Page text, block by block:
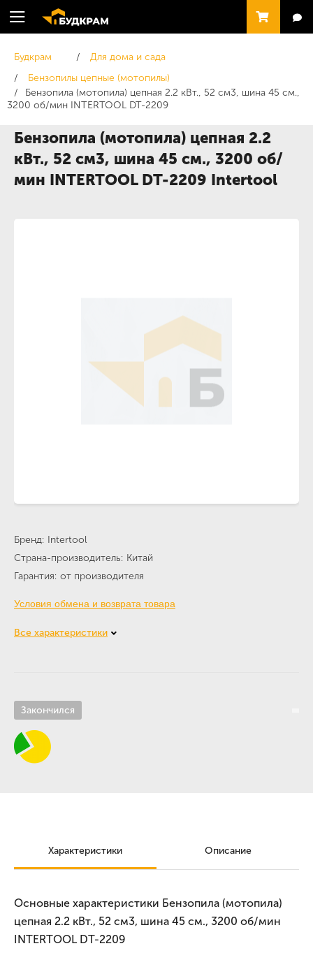
Будкрам
Для дома и сада
Бензопилы цепные (мотопилы)
Бензопила (мотопила) цепная 2.2 кВт., 52 см3, шина 45 см.,
3200 об/мин INTERTOOL DT-2209
Бензопила (мотопила) цепная 2.2
кВт., 52 см3, шина 45 см., 3200 об/
мин INTERTOOL DT-2209 Intertool
Бренд Intertool
Страна-производитель Китай
Гарантия от производителя
Условия обмена и возврата товара
Все характеристики
Закончился
Характеристики Описание
Основные характеристики Бензопила (мотопила)
цепная 2.2 кВт., 52 см3, шина 45 см., 3200 об/мин
INTERTOOL DT-2209